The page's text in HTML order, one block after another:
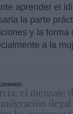
aprender el
la parte
y la forma
a la
el mensaje